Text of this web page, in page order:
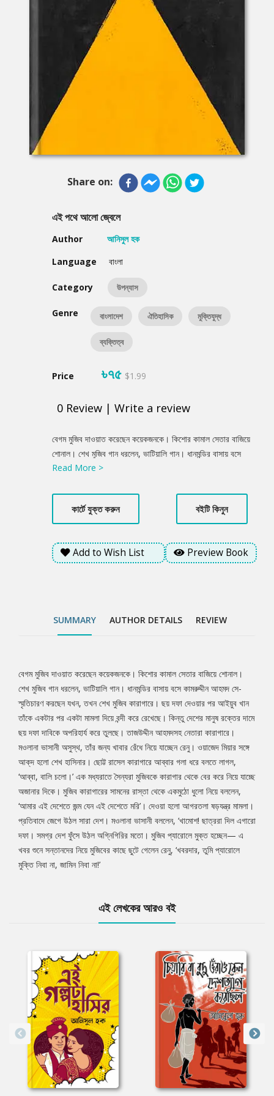
Share on:
এই পথে আলো জ্বেলে
Author
আনিসুল হক
Language
বাংলা
Category উপন্যাস
Genre বাংলাদেশ ঐতিহাসিক মুক্তিযুদ্ধ
ব্যক্তিত্ব
Price ৳৭৫ $1.99
0 Review | Write a review
Product
Summery
বেগম মুজিব দাওয়াত করেছেন কয়েকজনকে। কিশোর কামাল সেতার বাজিয়ে
শোনাল। শেখ মুজিব গান ধরলেন, ভাটিয়ালি গান। ধানমন্ডির বাসায় বসে
কামরুদ্দীন আহমদ সে-স্মৃতিচারণ করছেন যখন, তখন শেখ মুজিব কারাগারে। ছয়
রেখেছে। কিন্তু দেশের মানুষ রক্তের দামে ছয় দফা দাবিকে অপরিহার্য করে
তুলছে। তাজউদ্দীন আহমদসহ নেতারা কারাগারে। মওলানা ভাসানী অসুস্থ, তাঁর
জন্য খাবার রেঁধে নিয়ে যাচ্ছেন রেনু। ওয়াজেদ মিয়ার সঙ্গে আক্‌দ হলো শেখ
হাসিনার। ছোট্ট রাসেল কারাগারে আব্বার গলা ধরে বলতে লাগল, ‘আব্বা, বালি
চলো।’ এক মধ্যরাতে সৈন্যরা মুজিবকে কারাগার থেকে বের করে নিয়ে যাচ্ছে
বললেন, ‘খামোশ! ছাত্ররা দিল এগারো দফা। সমগ্র দেশ ফুঁসে উঠল অগ্নিগিরির
Read More >
কার্টে যুক্ত করুন বইটি কিনুন
Add to Wish List Preview Book
SUMMARY AUTHOR DETAILS REVIEW
Tab
Article
বেগম মুজিব দাওয়াত করেছেন কয়েকজনকে। কিশোর কামাল সেতার বাজিয়ে শোনাল।
শেখ মুজিব গান ধরলেন, ভাটিয়ালি গান। ধানমন্ডির বাসায় বসে কামরুদ্দীন আহমদ সে-
স্মৃতিচারণ করছেন যখন, তখন শেখ মুজিব কারাগারে। ছয় দফা দেওয়ার পর আইয়ুব খান
তাঁকে একটার পর একটা মামলা দিয়ে বন্দী করে রেখেছে। কিন্তু দেশের মানুষ রক্তের দামে
ছয় দফা দাবিকে অপরিহার্য করে তুলছে। তাজউদ্দীন আহমদসহ নেতারা কারাগারে।
মওলানা ভাসানী অসুস্থ, তাঁর জন্য খাবার রেঁধে নিয়ে যাচ্ছেন রেনু। ওয়াজেদ মিয়ার সঙ্গে
আক্‌দ হলো শেখ হাসিনার। ছোট্ট রাসেল কারাগারে আব্বার গলা ধরে বলতে লাগল,
‘আব্বা, বালি চলো।’ এক মধ্যরাতে সৈন্যরা মুজিবকে কারাগার থেকে বের করে নিয়ে যাচ্ছে
অজানার দিকে। মুজিব কারাগারের সামনের রাস্তা থেকে একমুঠো ধুলো নিয়ে বললেন,
‘আমার এই দেশেতে জন্ম যেন এই দেশেতে মরি’। দেওয়া হলো আগরতলা ষড়যন্ত্র মামলা।
প্রতিবাদে জেগে উঠল সারা দেশ। মওলানা ভাসানী বললেন, ‘খামোশ! ছাত্ররা দিল এগারো
দফা। সমগ্র দেশ ফুঁসে উঠল অগ্নিগিরির মতো। মুজিব প্যারোলে মুক্ত হচ্ছেন— এ
খবর শুনে সন্তানদের নিয়ে মুজিবের কাছে ছুটে গেলেন রেনু, ‘খবরদার, তুমি প্যারোলে
মুক্তি নিবা না, জামিন নিবা না!’
এই লেখকের আরও বই